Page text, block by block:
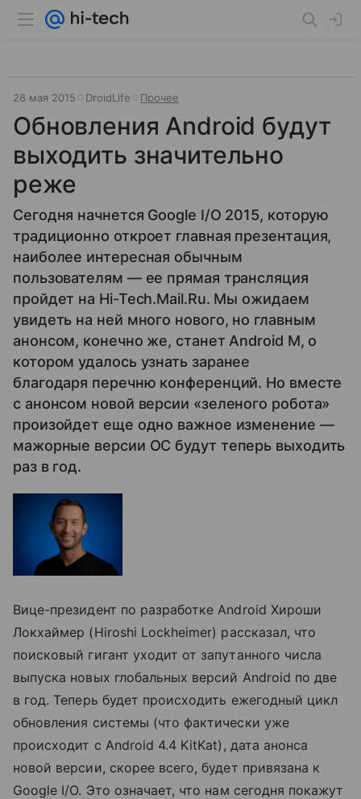
28 мая 2015 DroidLife Прочее
Обновления Android будут
выходить значительно
реже
Сегодня начнется Google I/O 2015, которую
традиционно откроет главная презентация,
наиболее интересная обычным
пользователям — ее прямая трансляция
пройдет на Hi-Tech.Mail.Ru. Мы ожидаем
увидеть на ней много нового, но главным
анонсом, конечно же, станет Android M, о
котором удалось узнать заранее
благодаря перечню конференций. Но вместе
с анонсом новой версии «зеленого робота»
произойдет еще одно важное изменение —
мажорные версии ОС будут теперь выходить
раз в год.
Вице-президент по разработке Android Хироши
Локхаймер (Hiroshi Lockheimer) рассказал, что
поисковый гигант уходит от запутанного числа
выпуска новых глобальных версий Android по две
в год. Теперь будет происходить ежегодный цикл
обновления системы (что фактически уже
происходит с Android 4.4 KitKat), дата анонса
новой версии, скорее всего, будет привязана к
Google I/O. Это означает, что нам сегодня покажут